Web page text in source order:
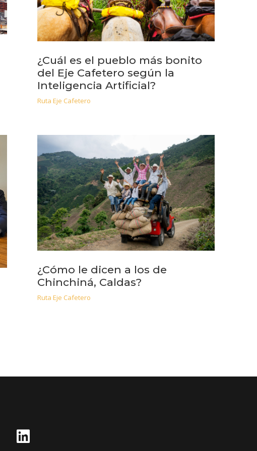
¿Cuál es el pueblo más bonito
del Eje Cafetero según la
Inteligencia Artificial?
Ruta Eje Cafetero
¿Cómo le dicen a los de
Chinchiná, Caldas?
Ruta Eje Cafetero